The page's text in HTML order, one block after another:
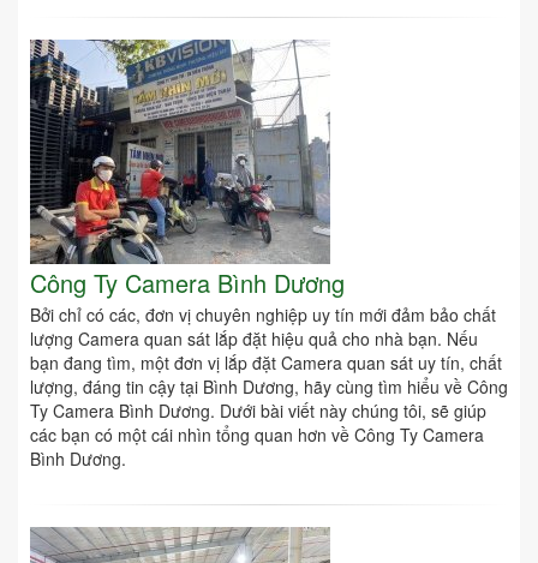
Công Ty Camera Bình Dương
Bởi chỉ có các, đơn vị chuyên nghiệp uy tín mới đảm bảo chất
lượng Camera quan sát lắp đặt hiệu quả cho nhà bạn. Nếu
bạn đang tìm, một đơn vị lắp đặt Camera quan sát uy tín, chất
lượng, đáng tin cậy tại Bình Dương, hãy cùng tìm hiểu về Công
Ty Camera Bình Dương. Dưới bài viết này chúng tôi, sẽ giúp
các bạn có một cái nhìn tổng quan hơn về Công Ty Camera
Bình Dương.